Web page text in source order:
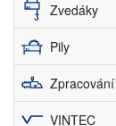
Zvedáky
Pily
VINTEC